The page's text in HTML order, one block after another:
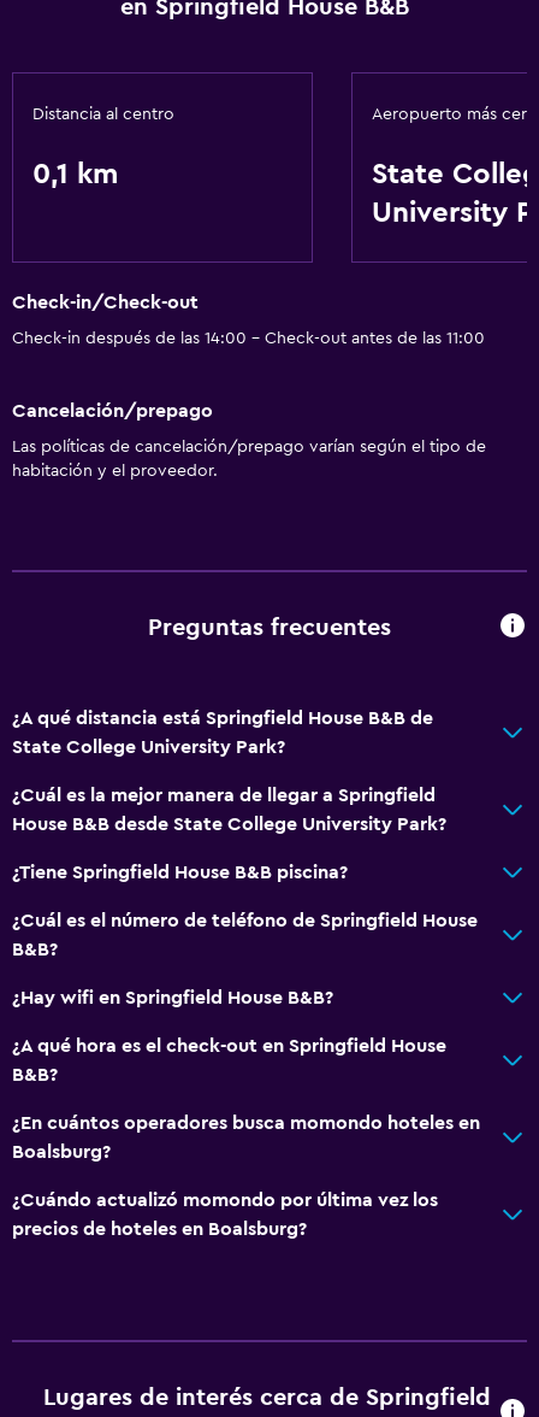
en Springfield House B&B
Distancia al centro
0,1 km
Aeropuerto más
State
University
Check-in/Check-out
Check-in después de las 14:00 - Check-out antes de las 11:00
Cancelación/prepago
Las políticas de cancelación/prepago varían según el tipo de
habitación y el proveedor.
Preguntas frecuentes
¿A qué distancia está Springfield House B&B de
State College University Park?
¿Cuál es la mejor manera de llegar a Springfield
House B&B desde State College University Park?
¿Tiene Springfield House B&B piscina?
¿Cuál es el número de teléfono de Springfield House
B&B?
¿Hay wifi en Springfield House B&B?
¿A qué hora es el check-out en Springfield House
B&B?
¿En cuántos operadores busca momondo hoteles en
Boalsburg?
¿Cuándo actualizó momondo por última vez los
precios de hoteles en Boalsburg?
Lugares de interés cerca de Springfield